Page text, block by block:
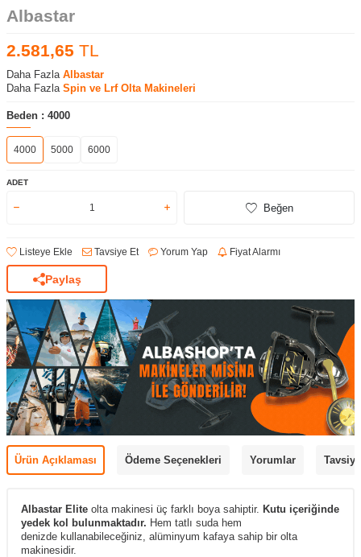
Albastar
2.581,65 TL
Daha Fazla Albastar
Daha Fazla Spin ve Lrf Olta Makineleri
Beden : 4000
4000 5000 6000
ADET
Beğen
Listeye Ekle Tavsiye Et Yorum Yap Fiyat Alarmı
Paylaş
Ürün Açıklaması Ödeme Seçenekleri Yorumlar
Albastar Elite olta makinesi üç farklı boya sahiptir. Kutu içeriğinde
yedek kol bulunmaktadır. Hem tatlı suda hem
denizde kullanabileceğiniz, alüminyum kafaya sahip bir olta
makinesidir.